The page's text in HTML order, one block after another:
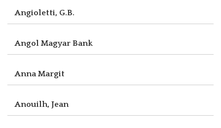
Angioletti, G.B.
Angol Magyar Bank
Anna Margit
Anouilh, Jean